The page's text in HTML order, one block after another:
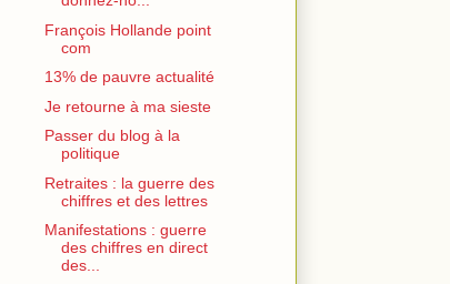
François Hollande point
com
13% de pauvre actualité
Je retourne à ma sieste
Passer du blog à la
politique
Retraites : la guerre des
chiffres et des lettres
Manifestations : guerre
des chiffres en direct
des...